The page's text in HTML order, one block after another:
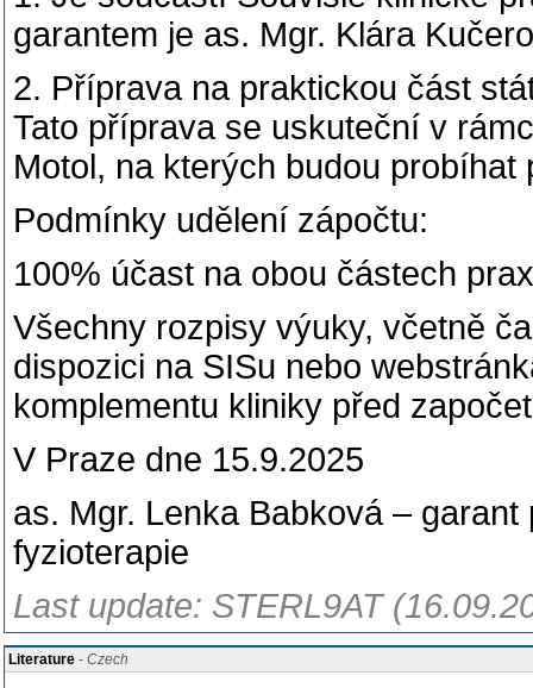
garantem je as. Mgr. Klára
2. Příprava na praktickou část
Tato příprava se uskuteční v
Motol, na kterých budou probíhat
Podmínky udělení zápočtu:
100% účast na obou částech
Všechny rozpisy výuky, včetně
dispozici na SISu nebo
komplementu kliniky před
V Praze dne 15.9.2025
as. Mgr. Lenka Babková –
fyzioterapie
Last update: STERL9AT
Literature - Czech